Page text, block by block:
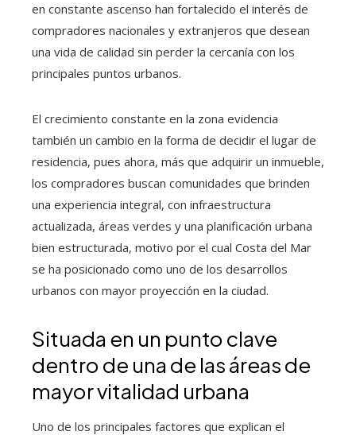
en constante ascenso han fortalecido el interés de
compradores nacionales y extranjeros que desean
una vida de calidad sin perder la cercanía con los
principales puntos urbanos.
El crecimiento constante en la zona evidencia
también un cambio en la forma de decidir el lugar de
residencia, pues ahora, más que adquirir un inmueble,
los compradores buscan comunidades que brinden
una experiencia integral, con infraestructura
actualizada, áreas verdes y una planificación urbana
bien estructurada, motivo por el cual Costa del Mar
se ha posicionado como uno de los desarrollos
urbanos con mayor proyección en la ciudad.
Situada en un punto clave
dentro de una de las áreas de
mayor vitalidad urbana
Uno de los principales factores que explican el